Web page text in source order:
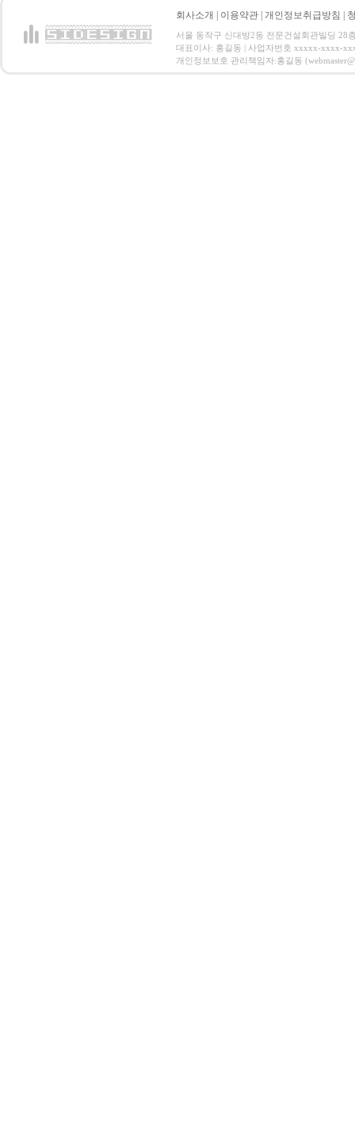
회사소개 이용약관 개인정보취급방침
서울 동작구 신대방2동 전문건설회관빌딩 28
대표이사: 홍길동 | 사업자번호 xxxxx-xxxx-
개인정보보호 관리책임자:홍길동